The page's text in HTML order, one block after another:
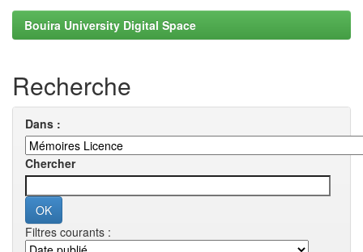
Bouira University Digital Space
Recherche
Dans :
Chercher
Filtres courants :